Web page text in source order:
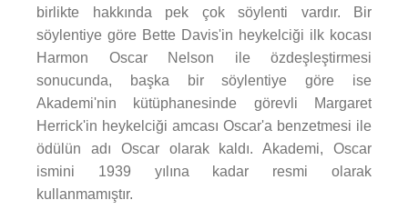
birlikte hakkında pek çok söylenti vardır. Bir
söylentiye göre Bette Davis'in heykelciği ilk kocası
Harmon Oscar Nelson ile özdeşleştirmesi
sonucunda, başka bir söylentiye göre ise
Akademi'nin kütüphanesinde görevli Margaret
Herrick'in heykelciği amcası Oscar'a benzetmesi ile
ödülün adı Oscar olarak kaldı. Akademi, Oscar
ismini 1939 yılına kadar resmi olarak
kullanmamıştır.